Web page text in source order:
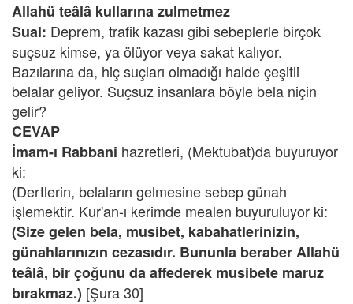
Allahü teâlâ kullarına zulmetmez
Sual: Deprem, trafik kazası gibi sebeplerle birçok
suçsuz kimse, ya ölüyor veya sakat kalıyor.
Bazılarına da, hiç suçları olmadığı halde çeşitli
belalar geliyor. Suçsuz insanlara böyle bela niçin
gelir?
CEVAP
İmam-ı Rabbani hazretleri, (Mektubat)da buyuruyor
ki:
(Dertlerin, belaların gelmesine sebep günah
işlemektir. Kur'an-ı kerimde mealen buyuruluyor ki:
(Size gelen bela, musibet, kabahatlerinizin,
günahlarınızın cezasıdır. Bununla beraber Allahü
teâlâ, bir çoğunu da affederek musibete maruz
bırakmaz.) [Şura 30]